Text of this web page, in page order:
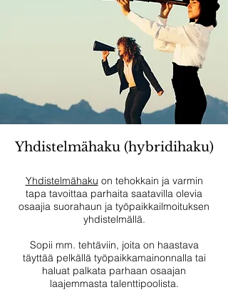
Yhdistelmähaku (hybridihaku)
Yhdistelmähaku on tehokkain ja varmin
tapa tavoittaa parhaita saatavilla olevia
osaajia suorahaun ja työpaikkailmoituksen
yhdistelmällä.
Sopii mm. tehtäviin, joita on haastava
täyttää pelkällä työpaikkamainonnalla tai
haluat palkata parhaan osaajan
laajemmasta talenttipoolista.